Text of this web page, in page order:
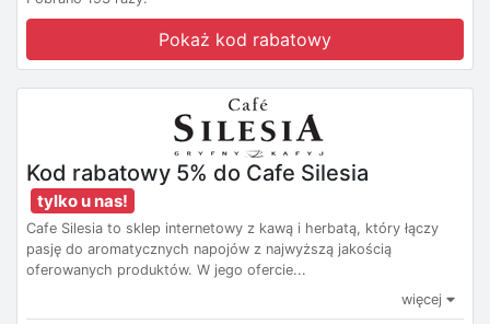
Pokaż kod rabatowy
Kod rabatowy 5% do Cafe Silesia
tylko u nas!
Cafe Silesia to sklep internetowy z kawą i herbatą, który łączy
pasję do aromatycznych napojów z najwyższą jakością
oferowanych produktów. W jego ofercie...
więcej